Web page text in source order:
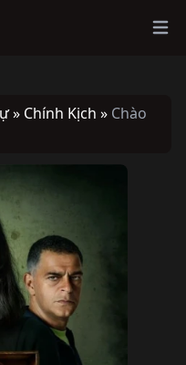
» Chính Kịch » Chào